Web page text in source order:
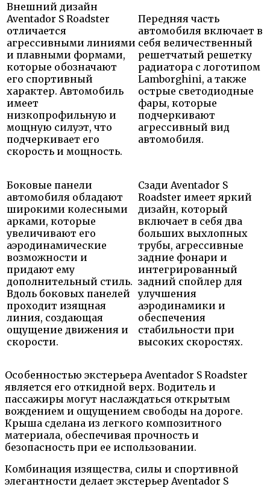
Внешний дизайн
Aventador S Roadster
отличается
агрессивными линиями
и плавными формами,
которые обозначают
его спортивный
характер. Автомобиль
имеет
низкопрофильную и
мощную силуэт, что
подчеркивает его
скорость и мощность.
Передняя часть
автомобиля включает в
себя величественный
решетчатый решетку
радиатора с логотипом
Lamborghini, а также
острые светодиодные
фары, которые
подчеркивают
агрессивный вид
автомобиля.
Боковые панели
автомобиля обладают
широкими колесными
арками, которые
увеличивают его
аэродинамические
возможности и
придают ему
дополнительный стиль.
Вдоль боковых панелей
проходит изящная
линия, создающая
ощущение движения и
скорости.
Сзади Aventador S
Roadster имеет яркий
дизайн, который
включает в себя два
больших выхлопных
трубы, агрессивные
задние фонари и
интегрированный
задний спойлер для
улучшения
аэродинамики и
обеспечения
стабильности при
высоких скоростях.
Особенностью экстерьера Aventador S Roadster
является его откидной верх. Водитель и
пассажиры могут наслаждаться открытым
вождением и ощущением свободы на дороге.
Крыша сделана из легкого композитного
материала, обеспечивая прочность и
безопасность при ее использовании.
Комбинация изящества, силы и спортивной
элегантности делает экстерьер Aventador S